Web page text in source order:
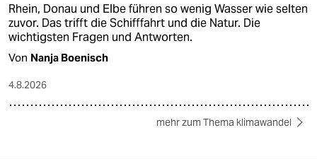
Rhein, Donau und Elbe führen so wenig Wasser wie selten
zuvor. Das trifft die Schifffahrt und die Natur. Die
wichtigsten Fragen und Antworten.
Von Nanja Boenisch
4.8.2026
mehr zum Thema klimawandel